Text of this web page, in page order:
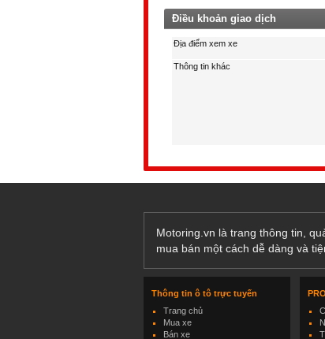
Điều khoản giao dịch
Địa điểm xem xe
Thông tin khác
Motoring.vn là trang thông tin,
mua bán một cách dễ dàng và
Thông tin ô tô trực tuyến
Trang chủ
Mua xe
Bán xe